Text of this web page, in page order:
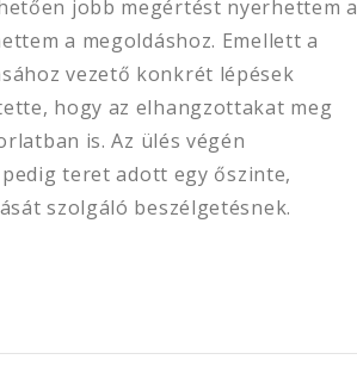
jobb megértést nyerhettem a
a megoldáshoz. Emellett a
vezető konkrét lépések
hogy az elhangzottakat meg
is. Az ülés végén
teret adott egy őszinte,
szolgáló beszélgetésnek.